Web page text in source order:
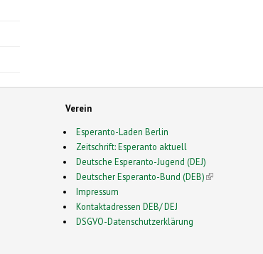
Verein
Esperanto-Laden Berlin
Zeitschrift: Esperanto aktuell
Deutsche Esperanto-Jugend (DEJ)
Deutscher Esperanto-Bund (DEB)(link is external)
Impressum
Kontaktadressen DEB/ DEJ
DSGVO-Datenschutzerklärung